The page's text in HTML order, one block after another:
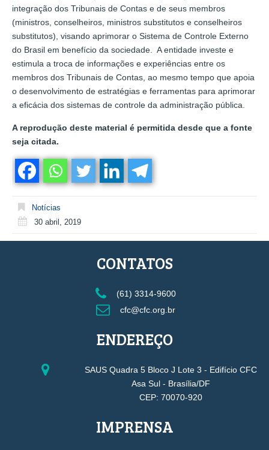
integração dos Tribunais de Contas e de seus membros
(ministros, conselheiros, ministros substitutos e conselheiros
substitutos), visando aprimorar o Sistema de Controle Externo
do Brasil em benefício da sociedade. A entidade investe e
estimula a troca de informações e experiências entre os
membros dos Tribunais de Contas, ao mesmo tempo que apoia
o desenvolvimento de estratégias e ferramentas para aprimorar
a eficácia dos sistemas de controle da administração pública.
A reprodução deste material é permitida desde que a fonte
seja citada.
Notícias
30 abril, 2019
CONTATOS
(61) 3314-9600
cfc@cfc.org.br
ENDEREÇO
SAUS Quadra 5 Bloco J Lote 3 - Edifício CFC
Asa Sul - Brasília/DF
CEP: 70070-920
IMPRENSA